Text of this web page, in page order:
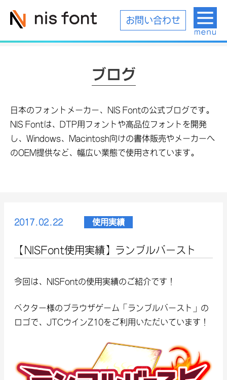
お問い合わせ
ブログ
日本のフォントメーカー、NIS Fontの公式ブログです。
NIS Fontは、DTP用フォントや高品位フォントを開発
し、Windows、Macintosh向けの書体販売やメーカーへ
のOEM提供など、幅広い業態で使用されています。
2017.02.22 使用実績
【NISFont使用実績】ランブルバースト
今回は、NISFontの使用実績のご紹介です！
ベクター様のブラウザゲーム「ランブルバースト」の
ロゴで、JTCウインZ10をご利用いただいています！